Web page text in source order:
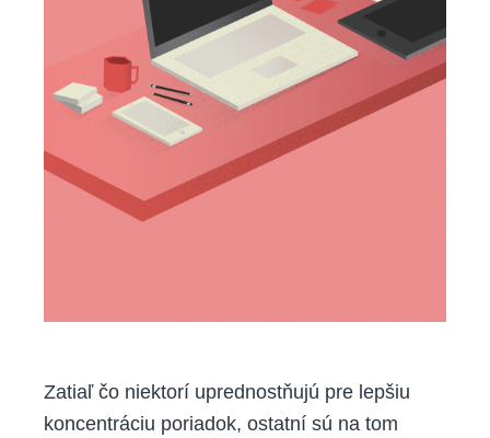
Zatiaľ čo niektorí uprednostňujú pre lepšiu
koncentráciu poriadok, ostatní sú na tom